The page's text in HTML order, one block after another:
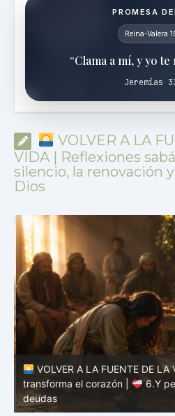
PROMESA
Reina-Valera
“Clama a mí, y yo
Jeremías
VOLVER A LA
VIDA | Reflexiones
silencio, la renovación
Dios
VOLVER A LA FUENTE DE LA
transforma el corazón |
6.Y
deudas